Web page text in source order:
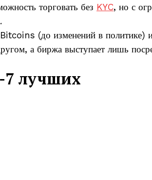
торговать без KYC, но с
(до изменений в политике)
а биржа выступает лишь
7 лучших